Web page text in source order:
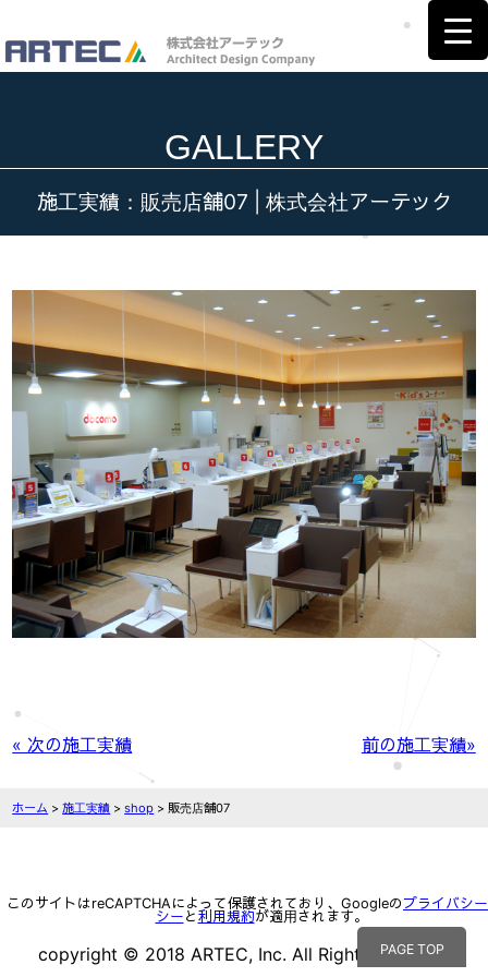
GALLERY
施工実績：販売店舗07 | 株式会社アーテック
« 次の施工実績 前の施工実績»
ホーム >施工実績 >shop >販売店舗07
このサイトはreCAPTCHAによって保護されており、Googleのプライバシ
シー と 利用規約が適用されます。
copyright © 2018 ARTEC, Inc. All Rights reserved.
PAGE TOP